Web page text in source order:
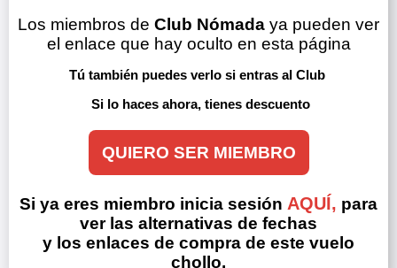
Los miembros de Club Nómada ya pueden ver
el enlace que hay oculto en esta página
Tú también puedes verlo si entras al Club
Si lo haces ahora, tienes descuento
QUIERO SER MIEMBRO
Si ya eres miembro inicia sesión AQUÍ, para
ver las alternativas de fechas
y los enlaces de compra de este vuelo
chollo.